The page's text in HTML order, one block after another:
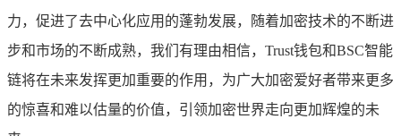
力，促进了去中心化应用的蓬勃发展，随着加密技术的不断进
步和市场的不断成熟，我们有理由相信，Trust钱包和BSC智能
链将在未来发挥更加重要的作用，为广大加密爱好者带来更多
的惊喜和难以估量的价值，引领加密世界走向更加辉煌的未